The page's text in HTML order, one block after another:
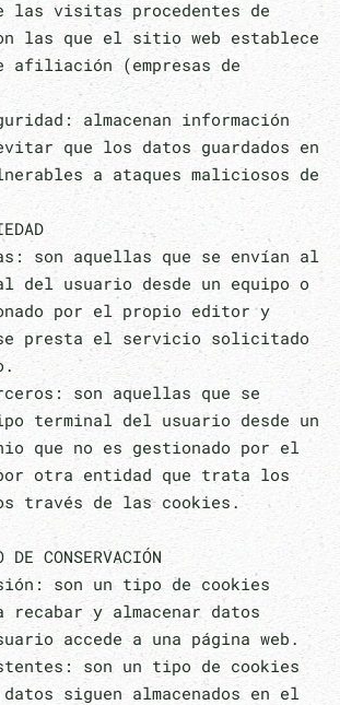
las visitas procedentes de
las que el sitio web establece
afiliación (empresas de
almacenan información
que los datos guardados en
a ataques maliciosos de
son aquellas que se envían al
del usuario desde un equipo o
por el propio editor y
presta el servicio solicitado
son aquellas que se
terminal del usuario desde un
que no es gestionado por el
otra entidad que trata los
través de las cookies.
DE CONSERVACIÓN
son un tipo de cookies
recabar y almacenar datos
accede a una página web.
son un tipo de cookies
siguen almacenados en el